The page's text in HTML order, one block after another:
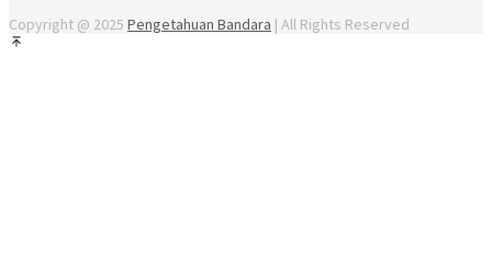
Copyright @ 2025 Pengetahuan Bandara | All Rights Reserved